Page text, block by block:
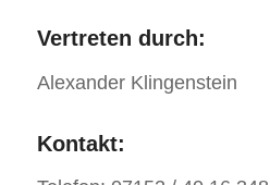
Vertreten durch:
Alexander Klingenstein
Kontakt: